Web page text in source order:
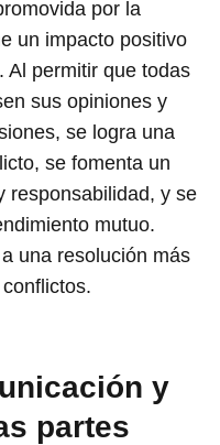
por la
un impacto positivo
Al permitir que todas
sus opiniones y
se logra una
se fomenta un
responsabilidad, y se
mutuo.
una resolución más
y
partes